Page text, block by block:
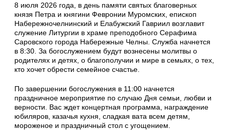
8 июля 2026 года, в день памяти святых благоверных
князя Петра и княгини Февронии Муромских, епископ
Набережночелнинский и Елабужский Гавриил возглавит
служение Литургии в храме преподобного Серафима
Саровского города Набережные Челны. Служба начнется
в 8:30. За богослужением будут вознесены молитвы о
родителях и детях, о благополучии и мире в семьях, о тех,
кто хочет обрести семейное счастье.
По завершении богослужения в 11:00 начнется
праздничное мероприятие по случаю Дня семьи, любви и
верности. Вас ждет концертная программа, награждение
юбиляров, казачья кухня, сладкая вата всем детям,
мороженое и праздничный стол с угощением.